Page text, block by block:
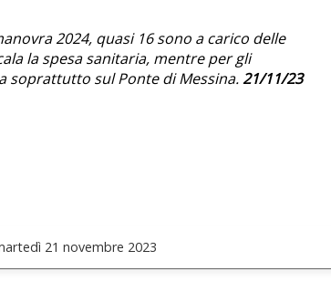
2024, quasi 16 sono a carico delle
la spesa sanitaria, mentre per gli
sul Ponte di Messina.21/11/23
21 novembre 2023